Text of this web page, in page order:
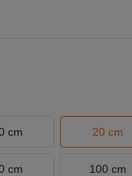
cm 20 cm
cm 100 cm